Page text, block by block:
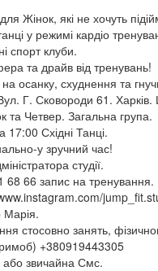
Жінок, які не хочуть
у режимі кардіо
спорт клуби.
та драйв від тренувань!
осанку, схуднення та
Г. Сковороди 61. Харків.
та Четвер. Загальна група.
17:00 Східні Танці.
у зручний час!
студії.
68 66 запис на тренування.
стосовно занять,
+380919443305
або звичайна Смс.